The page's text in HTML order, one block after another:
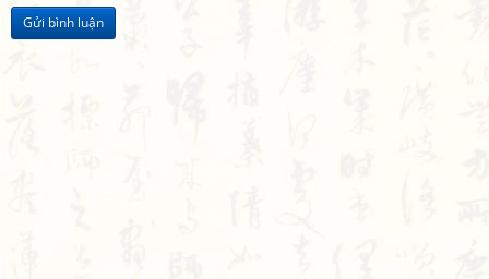
Gửi bình luận